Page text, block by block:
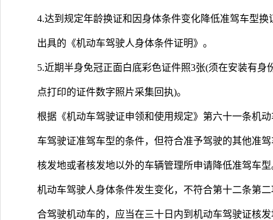
4.达到规定年龄换证和因身体条件变化降低准驾车型
出具的《机动车驾驶人身体条件证明》。
5.近期半身免冠正面白底彩色证件照3张(须在安装有
点打印的证件数字照片采集回执)。
根据《机动车驾驶证申领和使用规定》第六十一条机
车驾驶证准驾车型的条件，但符合准予驾驶的其他准
核发地或者核发地以外的车辆管理所申请降低准驾车型
机动车驾驶人身体条件发生变化，不符合第十二条第
合驾驶机动车的，应当在三十日内到机动车驾驶证核